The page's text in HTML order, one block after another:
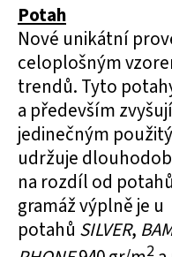
Potah
Nové unikátní
celoplošným
trendů. Tyto
a především
jedinečným
udržuje
na rozdíl od
gramáž výplně je u
potahů SILVER,
2